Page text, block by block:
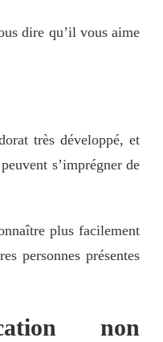
dire qu’il vous aime
très développé, et
s’imprégner de
plus facilement
personnes présentes
non